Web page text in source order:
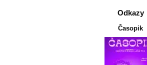
Odkazy
Časopik